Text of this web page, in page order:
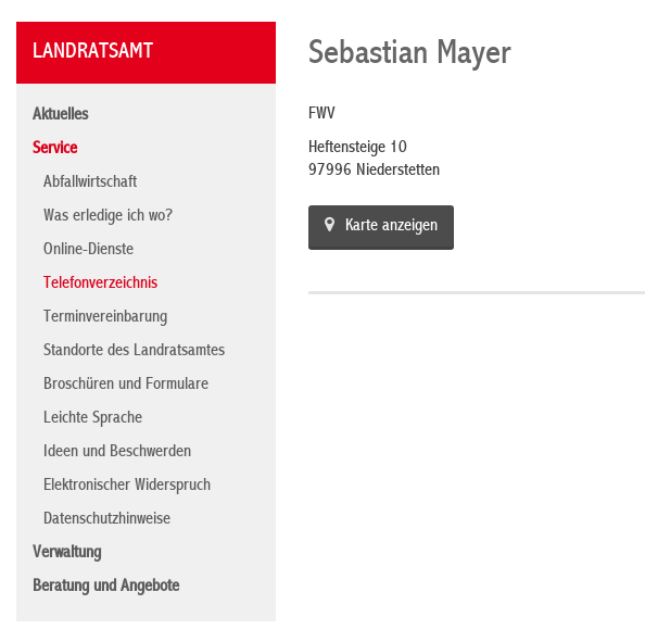
LANDRATSAMT
Aktuelles
Service
Abfallwirtschaft
Was erledige ich wo?
Online-Dienste
Telefonverzeichnis
Terminvereinbarung
Standorte des Landratsamtes
Broschüren und Formulare
Leichte Sprache
Ideen und Beschwerden
Elektronischer Widerspruch
Datenschutzhinweise
Verwaltung
Beratung und Angebote
Sebastian Mayer
FWV
Heftensteige 10
97996 Niederstetten
Karte anzeigen